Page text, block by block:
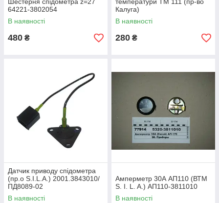
64221-3802054
В наявності
480 ₴
Калуга)
В наявності
280 ₴
Датчик приводу спідометра
(пр.о S.I.L.A.) 2001.3843010/
ПД8089-02
В наявності
Амперметр 30А АП110 (ВТМ
S. I. L. A.) АП110-3811010
В наявності